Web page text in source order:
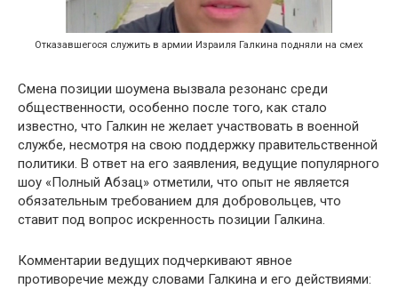
Отказавшегося служить в армии Израиля Галкина подняли на смех
Смена позиции шоумена вызвала резонанс среди
общественности, особенно после того, как стало
известно, что Галкин не желает участвовать в военной
службе, несмотря на свою поддержку правительственной
политики. В ответ на его заявления, ведущие популярного
шоу «Полный Абзац» отметили, что опыт не является
обязательным требованием для добровольцев, что
ставит под вопрос искренность позиции Галкина.
Комментарии ведущих подчеркивают явное
противоречие между словами Галкина и его действиями: